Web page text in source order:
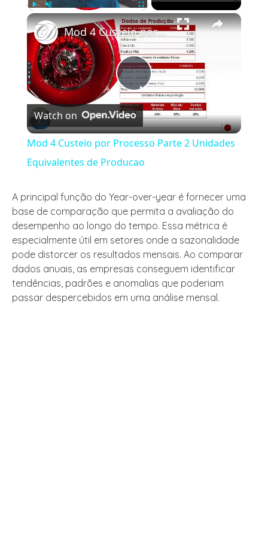
×
Play
Video
Mod 4 Custeio por Processo Parte 2 Unidades Equivalentes de Producao
Watch on
Mod 4 Custeio por Processo Parte 2 Unidades
Equivalentes de Producao
A principal função do Year-over-year é fornecer uma
base de comparação que permita a avaliação do
desempenho ao longo do tempo. Essa métrica é
especialmente útil em setores onde a sazonalidade
pode distorcer os resultados mensais. Ao comparar
dados anuais, as empresas conseguem identificar
tendências, padrões e anomalias que poderiam
passar despercebidos em uma análise mensal.